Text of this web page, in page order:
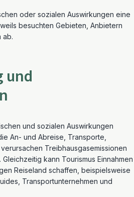
oder sozialen Auswirkungen eine
besuchten Gebieten, Anbietern
ab.
und
und sozialen Auswirkungen
An- und Abreise, Transporte,
Treibhausgasemissionen
kann Tourismus Einnahmen
Reiseland schaffen, beispielsweise
Transportunternehmen und